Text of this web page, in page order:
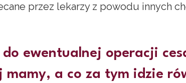
przez lekarzy z powodu innych
ewentualnej operacji
mamy, a co za tym idzie